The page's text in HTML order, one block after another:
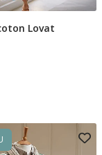
Tailles
Lovat